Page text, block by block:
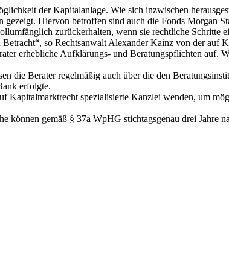
der Kapitalanlage. Wie sich inzwischen
Hiervon betroffen sind auch die Fonds Morgan
zurückerhalten, wenn sie rechtliche Schritte
so Rechtsanwalt Alexander Kainz von der
erhebliche Aufklärungs- und Beratungspflichten auf.
die Berater regelmäßig auch über die den
erfolgte.
spezialisierte Kanzlei wenden, um
gemäß § 37a WpHG stichtagsgenau drei Jahre